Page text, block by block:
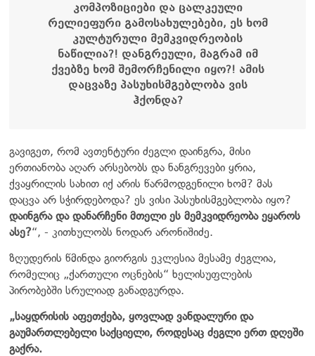
კომპოზიციები და ცალკეული
რელიეფური გამოსახულებები, ეს ხომ
კულტურული მემკვიდრეობის
ნაწილია?! დანგრეული, მაგრამ იმ
ქვებზე ხომ შემორჩენილი იყო?! ამის
დაცვაზე პასუხისმგებლობა ვის
ჰქონდა?
გავიგეთ, რომ ავთენტური ძეგლი დაინგრა, მისი
ერთიანობა აღარ არსებობს და ნანგრევები ყრია,
ქვაყრილის სახით იქ არის წარმოდგენილი ხომ? მას
დაცვა არ სჭირდებოდა? ეს ვისი პასუხისმგებლობა იყო?
დაინგრა და დანარჩენი მთელი ეს მემკვიდრეობა ეყაროს
ასე?“, - კითხულობს ნოდარ არონიშიძე.
ზღუდერის წმინდა გიორგის ეკლესია მესამე ძეგლია,
რომელიც „ქართული ოცნების“ ხელისუფლების
პირობებში სრულიად განადგურდა.
„საყდრისის აფეთქება, ყოვლად ვანდალური და
გაუმართლებელი საქციელი, როდესაც ძეგლი ერთ დღეში
გაქრა.